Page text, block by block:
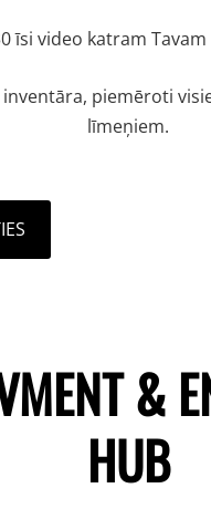
īsi video katram
piemēroti
līmeņiem.
&
HUB